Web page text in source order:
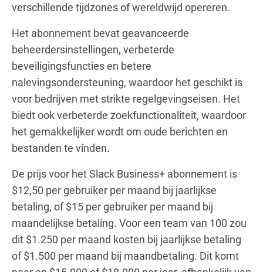
verschillende tijdzones of wereldwijd opereren.
Het abonnement bevat geavanceerde
beheerdersinstellingen, verbeterde
beveiligingsfuncties en betere
nalevingsondersteuning, waardoor het geschikt is
voor bedrijven met strikte regelgevingseisen. Het
biedt ook verbeterde zoekfunctionaliteit, waardoor
het gemakkelijker wordt om oude berichten en
bestanden te vinden.
De prijs voor het Slack Business+ abonnement is
$12,50 per gebruiker per maand bij jaarlijkse
betaling, of $15 per gebruiker per maand bij
maandelijkse betaling. Voor een team van 100 zou
dit $1.250 per maand kosten bij jaarlijkse betaling
of $1.500 per maand bij maandbetaling. Dit komt